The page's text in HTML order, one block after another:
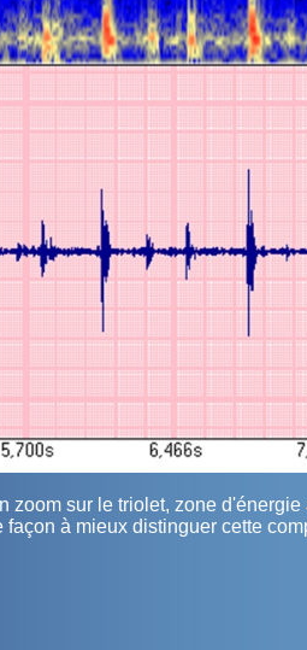
zoom sur le triolet, zone d'énergie
à mieux distinguer cette